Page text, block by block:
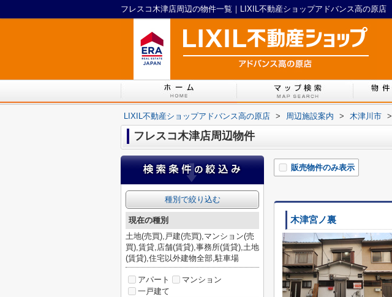
フレスコ木津店周辺の物件一覧｜LIXIL不動産ショップアドバンス高の原店
LIXIL不動産ショップアドバンス高の原店 > 周辺施設案内 > 木津川市 >
フレスコ木津店周辺物件
販売物件のみ表示
木津宮ノ裏
種別で絞り込む
現在の種別
土地(売買),戸建(売買),マンション(売
買),賃貸,店舗(賃貸),事務所(賃貸),土地
(賃貸),住宅以外建物全部,駐車場
アパート
マンション
一戸建て